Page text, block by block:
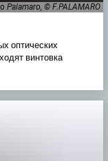
Palamaro, © F.PALAMARO
оптических
винтовка